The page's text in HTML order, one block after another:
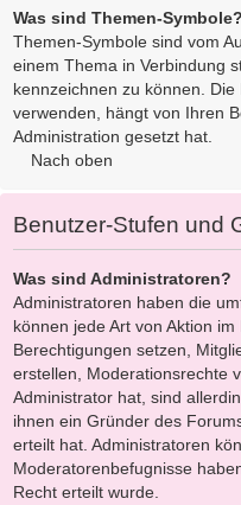
Was sind Themen-Symbole?
Themen-Symbole sind vom
einem Thema in Verbindung
kennzeichnen zu können.
verwenden, hängt von Ihren
Administration gesetzt hat.
Nach oben
Benutzer-Stufen und
Was sind Administratoren?
Administratoren haben die
können jede Art von Aktion
Berechtigungen setzen,
erstellen, Moderationsrechte
Administrator hat, sind
ihnen ein Gründer des
erteilt hat. Administratoren
Moderatorenbefugnisse
Recht erteilt wurde.